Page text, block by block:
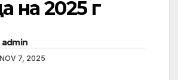
на 2025 г
admin
NOV 7, 2025